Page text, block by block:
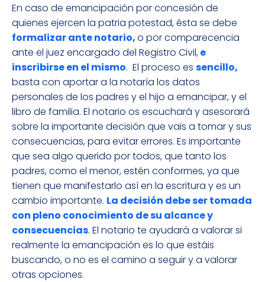
En caso de emancipación por concesión de
quienes ejercen la patria potestad, ésta se debe
formalizar ante notario,o por comparecencia
ante el juez encargado del Registro Civil,e
inscribirse en el mismo. El proceso es sencillo,
basta con aportar a la notaría los datos
personales de los padres y el hijo a emancipar, y el
libro de familia. El notario os escuchará y asesorará
sobre la importante decisión que vais a tomar y sus
consecuencias, para evitar errores. Es importante
que sea algo querido por todos, que tanto los
padres, como el menor, estén conformes, ya que
tienen que manifestarlo así en la escritura y es un
cambio importante. La decisión debe ser tomada
con pleno conocimiento de su alcance y
consecuencias. El notario te ayudará a valorar si
realmente la emancipación es lo que estáis
buscando, o no es el camino a seguir y a valorar
otras opciones.